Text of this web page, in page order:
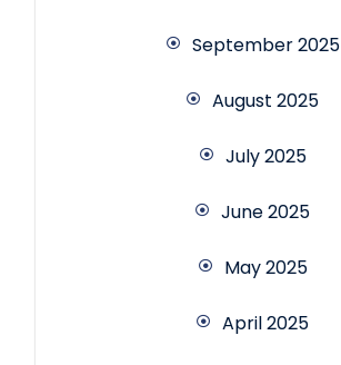
September 2025
August 2025
July 2025
June 2025
May 2025
April 2025